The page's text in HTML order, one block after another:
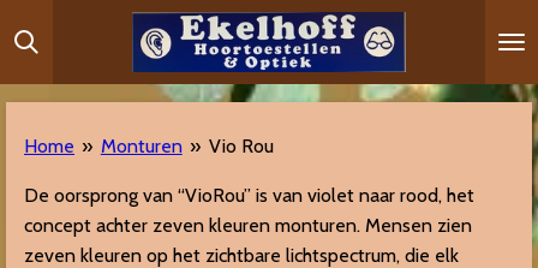
Ga
direct
naar
hoofdinhoud
Home » Monturen » Vio Rou
De oorsprong van “VioRou” is van violet naar rood, het
concept achter zeven kleuren monturen. Mensen zien
zeven kleuren op het zichtbare lichtspectrum, die elk